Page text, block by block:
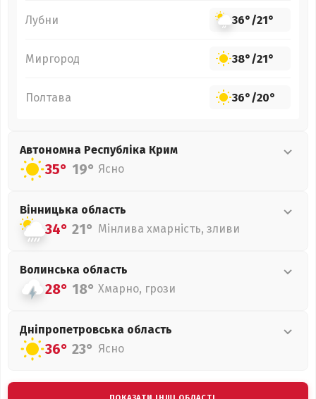
Лубни 36°/21°
Миргород 38°/21°
Полтава 36°/20°
Автономна Республіка Крим
35° 19° Ясно
Вінницька область
34° 21° Мінлива хмарність, зливи
Волинська область
28° 18° Хмарно, грози
Дніпропетровська область
36° 23° Ясно